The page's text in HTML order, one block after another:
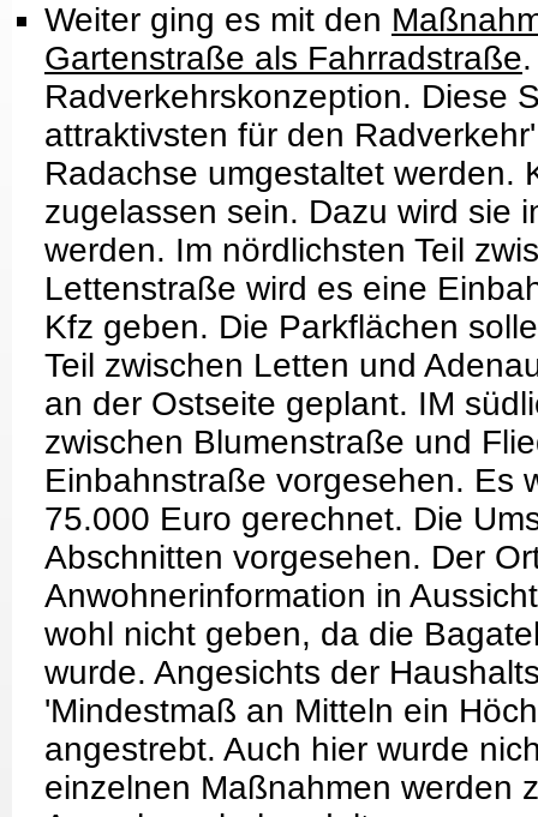
Weiter ging es mit den
Gartenstraße als Fahrradstraße
Radverkehrskonzeption. Diese
attraktivsten für den
Radachse umgestaltet werden.
zugelassen sein. Dazu wird sie
werden. Im nördlichsten Teil
Lettenstraße wird es eine
Kfz geben. Die Parkflächen
Teil zwischen Letten und
an der Ostseite geplant. IM
zwischen Blumenstraße und
Einbahnstraße vorgesehen. Es
75.000 Euro gerechnet. Die
Abschnitten vorgesehen. Der
Anwohnerinformation in
wohl nicht geben, da die
wurde. Angesichts der
'Mindestmaß an Mitteln ein
angestrebt. Auch hier wurde
einzelnen Maßnahmen werden